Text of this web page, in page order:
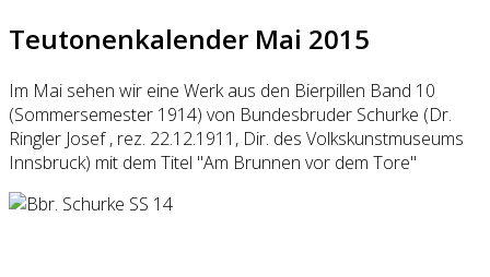
Teutonenkalender Mai 2015
Im Mai sehen wir eine Werk aus den Bierpillen Band 10
(Sommersemester 1914) von Bundesbruder Schurke (Dr.
Ringler Josef , rez. 22.12.1911, Dir. des Volkskunstmuseums
Innsbruck) mit dem Titel "Am Brunnen vor dem Tore"